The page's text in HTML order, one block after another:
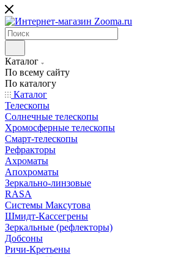
Каталог
По всему сайту
По каталогу
Каталог
Телескопы
Солнечные телескопы
Хромосферные телескопы
Смарт-телескопы
Рефракторы
Ахроматы
Апохроматы
Зеркально-линзовые
RASA
Системы Максутова
Шмидт-Кассегрены
Зеркальные (рефлекторы)
Добсоны
Ричи-Кретьены